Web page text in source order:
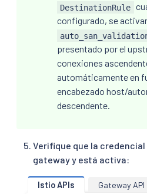
DestinationRule
configurado, se
presentado por el
conexiones
automáticamente en
encabezado host/
descendente.
Verifique que la
gateway y está activa:
Istio APIs Gateway API